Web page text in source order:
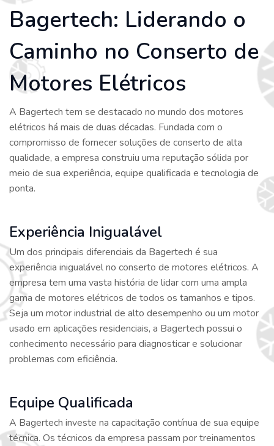
Bagertech: Liderando o
Caminho no Conserto de
Motores Elétricos
A Bagertech tem se destacado no mundo dos motores
elétricos há mais de duas décadas. Fundada com o
compromisso de fornecer soluções de conserto de alta
qualidade, a empresa construiu uma reputação sólida por
meio de sua experiência, equipe qualificada e tecnologia de
ponta.
Experiência Inigualável
Um dos principais diferenciais da Bagertech é sua
experiência inigualável no conserto de motores elétricos. A
empresa tem uma vasta história de lidar com uma ampla
gama de motores elétricos de todos os tamanhos e tipos.
Seja um motor industrial de alto desempenho ou um motor
usado em aplicações residenciais, a Bagertech possui o
conhecimento necessário para diagnosticar e solucionar
problemas com eficiência.
Equipe Qualificada
A Bagertech investe na capacitação contínua de sua equipe
técnica. Os técnicos da empresa passam por treinamentos